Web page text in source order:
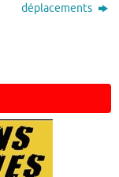
déplacements